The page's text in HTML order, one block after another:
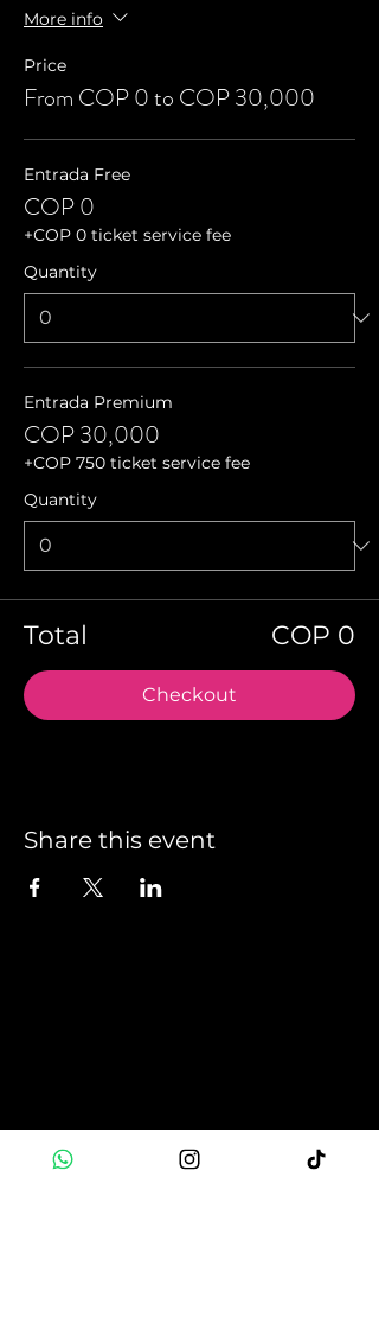
More info
Price
From COP 0 to COP 30,000
Entrada Free
COP 0
+COP 0 ticket service fee
Quantity
Entrada Premium
COP 30,000
+COP 750 ticket service fee
Quantity
Total COP 0
Checkout
Share this event